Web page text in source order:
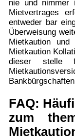
nie und nimmer
Mietvertrages
entweder bar
Überweisung
Mietkaution
Mietkaution
dieser stelle
FAQ:
zum